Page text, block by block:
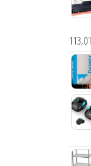
113,01